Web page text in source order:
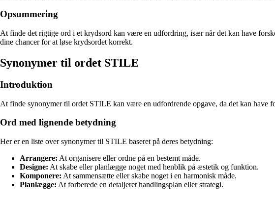
Opsummering
At finde det rigtige ord i et krydsord kan være en udfordring, især når det kan have
dine chancer for at løse krydsordet korrekt.
Synonymer til ordet STILE
Introduktion
At finde synonymer til ordet STILE kan være en udfordrende opgave, da det kan have
Ord med lignende betydning
Her er en liste over synonymer til STILE baseret på deres betydning:
Arrangere: At organisere eller ordne på en bestemt måde.
Designe: At skabe eller planlægge noget med henblik på æstetik og funktion.
Komponere: At sammensætte eller skabe noget i en harmonisk måde.
Planlægge: At forberede en detaljeret handlingsplan eller strategi.